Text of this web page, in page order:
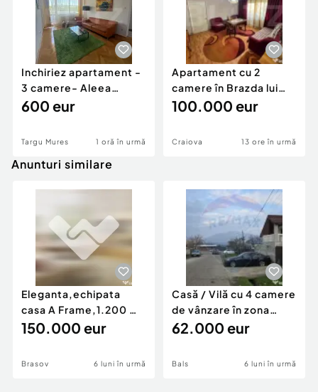
Inchiriez apartament -
3 camere- Aleea
Carpati
600 eur
Targu Mures 1 oră în urmă
Apartament cu 2
camere în Brazda lui
Novac
100.000 eur
Craiova 13 ore în urmă
Anunturi similare
Eleganta,echipata
casa A Frame,1.200 mp
teren,deschidere Pia
150.000 eur
Brasov 6 luni în urmă
Casă / Vilă cu 4 camere
de vânzare în zona
Periferie
62.000 eur
Bals 6 luni în urmă